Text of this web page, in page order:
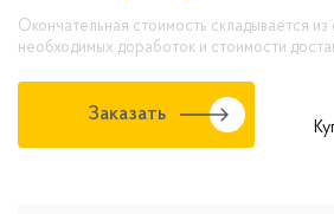
Окончательная стоимость складывается из
необходимых доработок и стоимости
Заказать